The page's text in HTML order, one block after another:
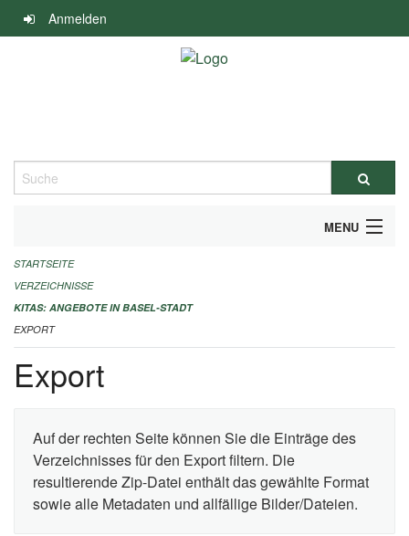
Navigation
überspringen
Anmelden
Suche
MENU
ALLGEMEINE INFORMATIONEN
IMPRESSUM
STARTSEITE
VERZEICHNISSE
KITAS: ANGEBOTE IN BASEL-STADT
EXPORT
Export
Auf der rechten Seite können Sie die Einträge des
Verzeichnisses für den Export filtern. Die
resultierende Zip-Datei enthält das gewählte Format
sowie alle Metadaten und allfällige Bilder/Dateien.